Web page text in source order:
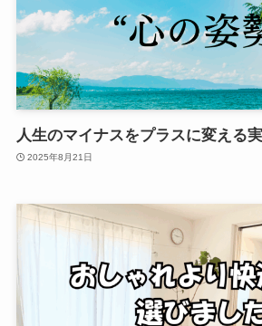
人生のマイナスをプラスに変える
2025年8月21日